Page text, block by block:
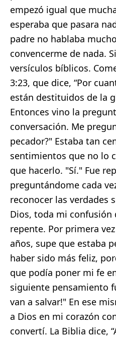
empezó igual que
esperaba que pasara
padre no hablaba
convencerme de nada.
versículos bíblicos.
3:23, que dice, “Por
están destituidos de la
Entonces vino la
conversación. Me
pecador?" Estaba tan
sentimientos que no lo
que hacerlo. "Sí." Fue
preguntándome cada
reconocer las verdades
Dios, toda mi confusión
repente. Por primera
años, supe que estaba
haber sido más feliz,
que podía poner mi fe
siguiente pensamiento
van a salvar!" En ese
a Dios en mi corazón
convertí. La Biblia dice,